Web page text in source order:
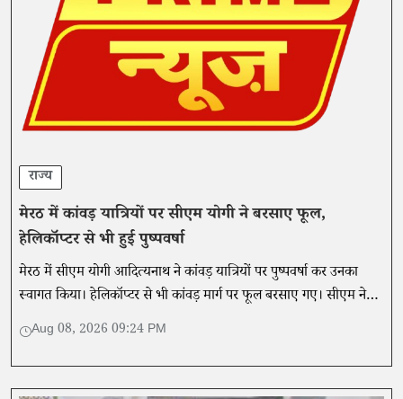
राज्य
मेरठ में कांवड़ यात्रियों पर सीएम योगी ने बरसाए फूल,
हेलिकॉप्टर से भी हुई पुष्पवर्षा
मेरठ में सीएम योगी आदित्यनाथ ने कांवड़ यात्रियों पर पुष्पवर्षा कर उनका
स्वागत किया। हेलिकॉप्टर से भी कांवड़ मार्ग पर फूल बरसाए गए। सीएम ने
यात्रा को एकता और समरसता का प्रतीक बताया।
Aug 08, 2026 09:24 PM